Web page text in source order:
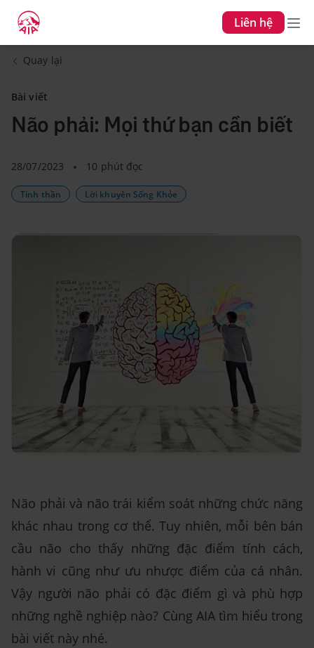
Liên hệ
Quay lại
Bài viết
Não phải: Mọi thứ bạn cần biết
28/07/2023 10 phút đọc
Tinh thần Lời khuyên Sống Khỏe
Não phải và não trái kiểm soát những chức năng
khác nhau trong cơ thể. Tuy nhiên, mỗi bên bán
cầu não cho thấy những đặc điểm tính cách,
hành vi cũng như ưu nhược điểm của cá nhân.
Vậy người não phải có đặc điểm gì và phù hợp
những nghề nghiệp nào? Cùng AIA tìm hiểu trong
bài viết này nhé.